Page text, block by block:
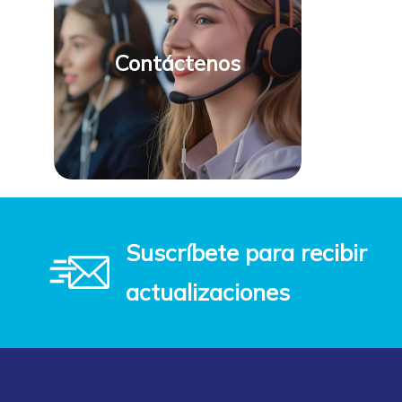
Contáctenos
Suscríbete para recibir
actualizaciones